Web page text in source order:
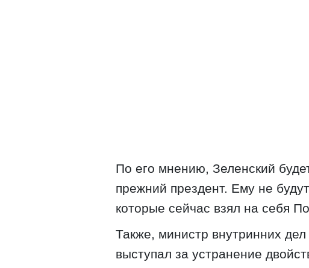
По его мнению, Зеленский
прежний прездент. Ему не
которые сейчас взял на себя
Также, министр внутринних
выступал за устранение